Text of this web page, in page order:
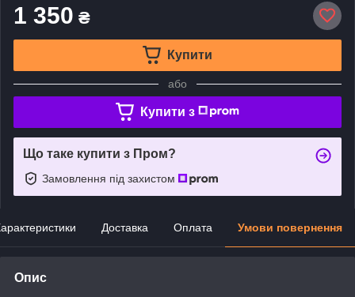
1 350 ₴
Купити
або
Купити з
Що таке купити з Пром?
Замовлення під захистом
Доставка Оплата Умови повернення
Опис